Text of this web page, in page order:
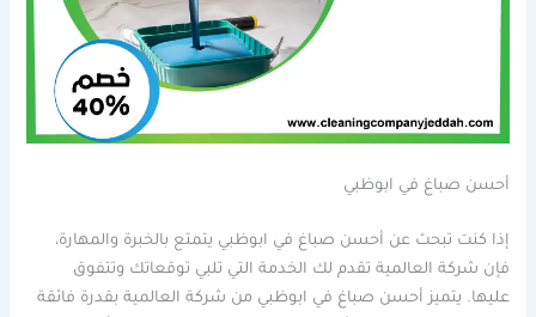
أحسن صباغ في ابوظبي
إذا كنت تبحث عن أحسن صباغ في ابوظبي يتمتع بالخبرة والمهارة،
فإن شركة العالمية تقدم لك الخدمة التي تلبي توقعاتك وتتفوق
عليها. يتميز أحسن صباغ في ابوظبي من شركة العالمية بقدرة فائقة